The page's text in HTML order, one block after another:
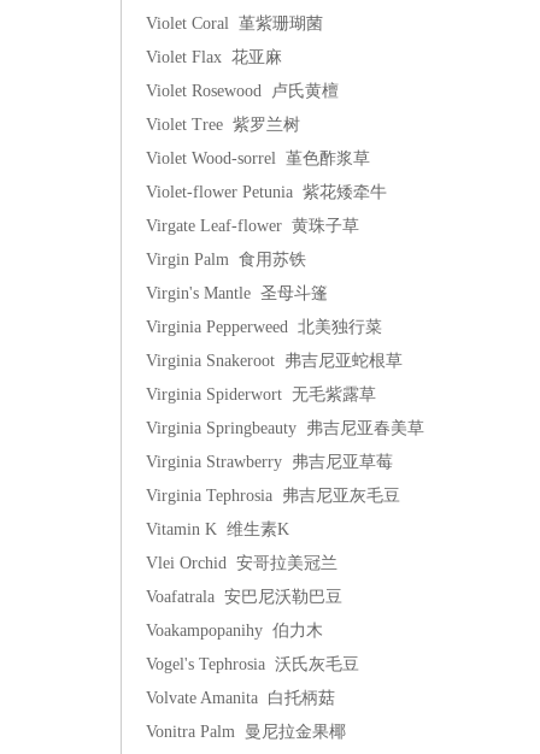
Violet Coral 堇紫珊瑚菌
Violet Flax 花亚麻
Violet Rosewood 卢氏黄檀
Violet Tree 紫罗兰树
Violet Wood-sorrel 堇色酢浆草
Violet-flower Petunia 紫花矮牵牛
Virgate Leaf-flower 黄珠子草
Virgin Palm 食用苏铁
Virgin's Mantle 圣母斗篷
Virginia Pepperweed 北美独行菜
Virginia Snakeroot 弗吉尼亚蛇根草
Virginia Spiderwort 无毛紫露草
Virginia Springbeauty 弗吉尼亚春美草
Virginia Strawberry 弗吉尼亚草莓
Virginia Tephrosia 弗吉尼亚灰毛豆
Vitamin K 维生素K
Vlei Orchid 安哥拉美冠兰
Voafatrala 安巴尼沃勒巴豆
Voakampopanihy 伯力木
Vogel's Tephrosia 沃氏灰毛豆
Volvate Amanita 白托柄菇
Vonitra Palm 曼尼拉金果椰